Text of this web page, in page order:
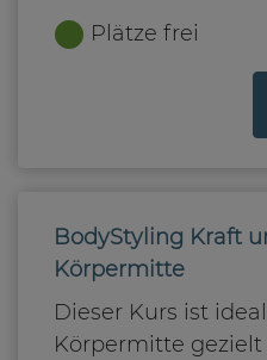
Plätze frei
BodyStyling Kraft
Körpermitte
Dieser Kurs ist
Körpermitte